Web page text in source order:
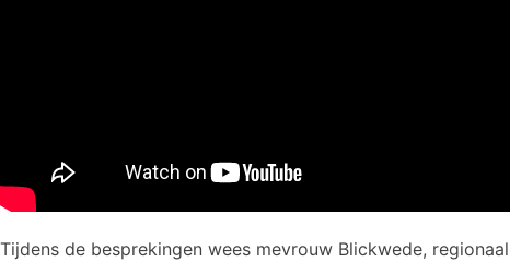
Tijdens de besprekingen wees mevrouw Blickwede,